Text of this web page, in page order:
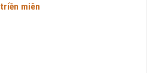
triền miên